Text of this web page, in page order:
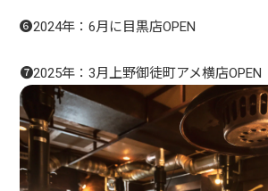
❻2024年：6月に目黒店OPEN
❼2025年：3月上野御徒町アメ横店OPEN